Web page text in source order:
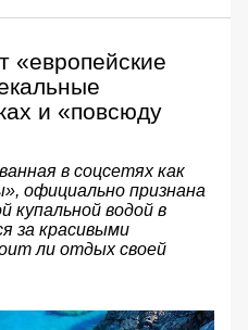
«европейские
и «повсюду
в соцсетях как
официально признана
купальной водой в
за красивыми
ли отдых своей